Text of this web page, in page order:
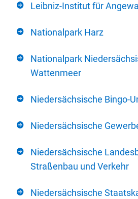
Leibniz-Institut für
Nationalpark Harz
Nationalpark
Wattenmeer
Niedersächsische Bingo-
Niedersächsische
Niedersächsische
Straßenbau und Verkehr
Niedersächsische